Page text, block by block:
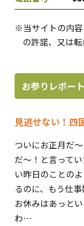
※当サイトの内
の許諾、又は転
お参りレポート
見逃せない！四
ついにお正月だ
だ〜！と言って
い昨日のことの
るのに、もう仕事
お休みはあっと
わ…